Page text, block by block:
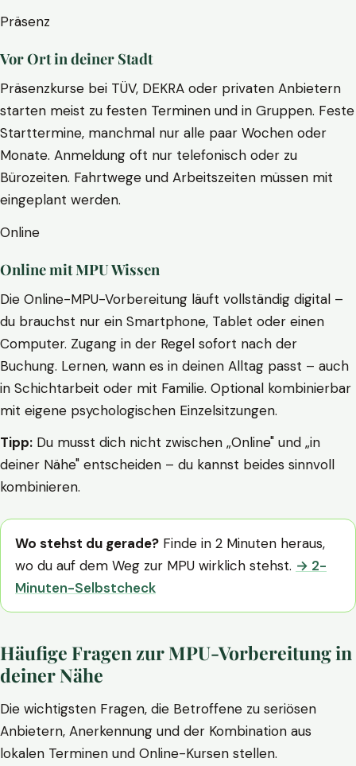
Präsenz
Vor Ort in deiner Stadt
Präsenzkurse bei TÜV, DEKRA oder privaten Anbietern
starten meist zu festen Terminen und in Gruppen. Feste
Starttermine, manchmal nur alle paar Wochen oder
Monate. Anmeldung oft nur telefonisch oder zu
Bürozeiten. Fahrtwege und Arbeitszeiten müssen mit
eingeplant werden.
Online
Online mit MPU Wissen
Die Online-MPU-Vorbereitung läuft vollständig digital –
du brauchst nur ein Smartphone, Tablet oder einen
Computer. Zugang in der Regel sofort nach der
Buchung. Lernen, wann es in deinen Alltag passt – auch
in Schichtarbeit oder mit Familie. Optional kombinierbar
mit eigene psychologischen Einzelsitzungen.
Tipp: Du musst dich nicht zwischen „Online" und „in
deiner Nähe" entscheiden – du kannst beides sinnvoll
kombinieren.
Wo stehst du gerade? Finde in 2 Minuten heraus,
wo du auf dem Weg zur MPU wirklich stehst. → 2-
Minuten-Selbstcheck
Häufige Fragen zur MPU-Vorbereitung in
deiner Nähe
Die wichtigsten Fragen, die Betroffene zu seriösen
Anbietern, Anerkennung und der Kombination aus
lokalen Terminen und Online-Kursen stellen.